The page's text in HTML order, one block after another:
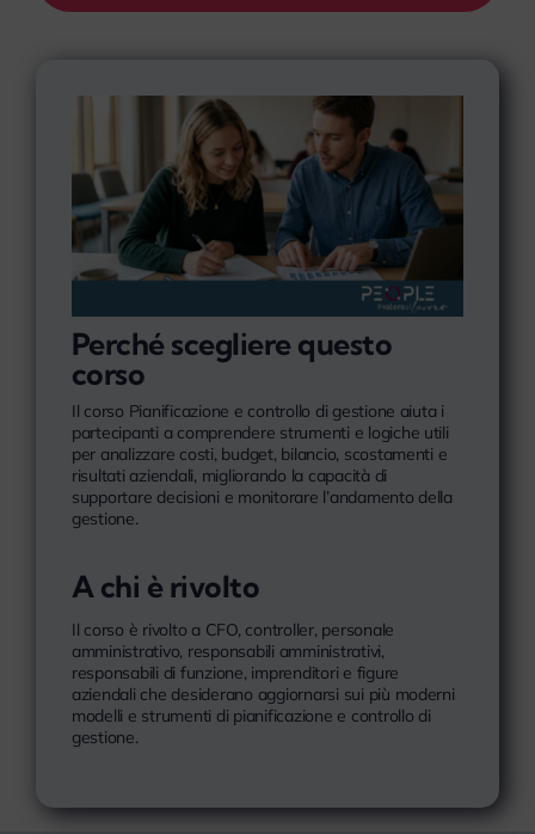
Perché scegliere questo
corso
Il corso Pianificazione e controllo di gestione aiuta i
partecipanti a comprendere strumenti e logiche utili
per analizzare costi, budget, bilancio, scostamenti e
risultati aziendali, migliorando la capacità di
supportare decisioni e monitorare l’andamento della
gestione.
A chi è rivolto
Il corso è rivolto a CFO, controller, personale
amministrativo, responsabili amministrativi,
responsabili di funzione, imprenditori e figure
aziendali che desiderano aggiornarsi sui più moderni
modelli e strumenti di pianificazione e controllo di
gestione.